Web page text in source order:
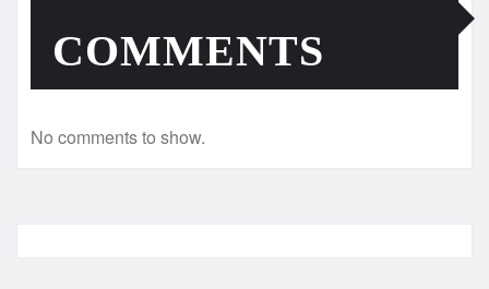
COMMENTS
No comments to show.